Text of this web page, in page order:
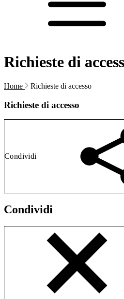
Richieste di
Home Richieste di accesso
Richieste di accesso
Condividi
Condividi